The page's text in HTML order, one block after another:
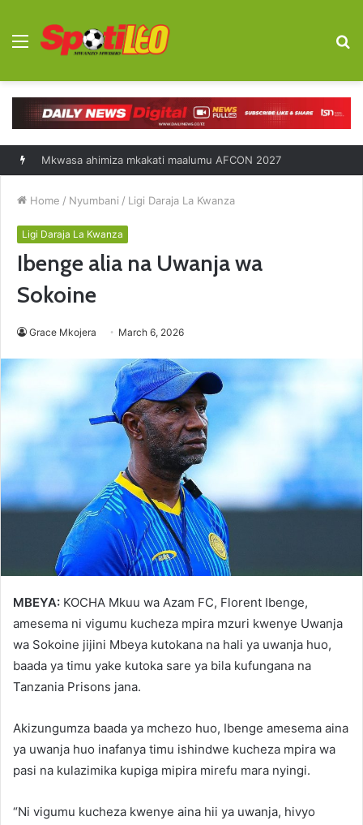
Menu
Mkwasa ahimiza mkakati maalumu AFCON 2027
Home / Nyumbani / Ligi Daraja La Kwanza
Ligi Daraja La Kwanza
Ibenge alia na Uwanja wa
Sokoine
Grace Mkojera March 6, 2026
MBEYA: KOCHA Mkuu wa Azam FC, Florent Ibenge,
amesema ni vigumu kucheza mpira mzuri kwenye Uwanja
wa Sokoine jijini Mbeya kutokana na hali ya uwanja huo,
baada ya timu yake kutoka sare ya bila kufungana na
Tanzania Prisons jana.
Akizungumza baada ya mchezo huo, Ibenge amesema aina
ya uwanja huo inafanya timu ishindwe kucheza mpira wa
pasi na kulazimika kupiga mipira mirefu mara nyingi.
“Ni vigumu kucheza kwenye aina hii ya uwanja, hivyo